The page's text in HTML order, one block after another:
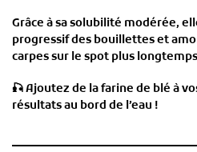
Grâce à sasolubilité modérée,
progressif des bouillettes et
carpes sur le spot plus
🎣Ajoutez de la farine de blé à
résultats au bord de l’eau !